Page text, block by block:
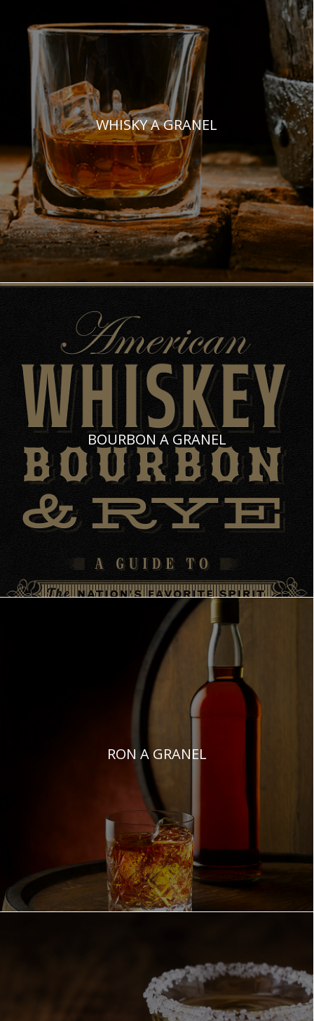
WHISKY A GRANEL
BOURBON A GRANEL
RON A GRANEL